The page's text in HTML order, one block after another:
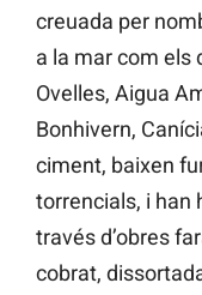
creuada per
a la mar com els
Ovelles, Aigua
Bonhivern,
ciment, baixen
torrencials, i han
través d’obres
cobrat,